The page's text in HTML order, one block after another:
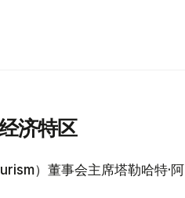
济特区
）董事会主席塔勒哈特·阿